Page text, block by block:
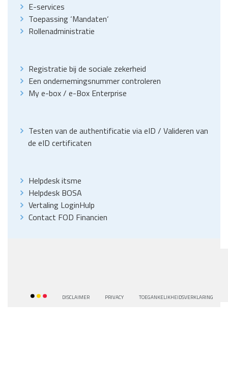
E-services
Toepassing ‘Mandaten‘
Rollenadministratie
Registratie bij de sociale zekerheid
Een ondernemingsnummer controleren
My e-box/ e-Box Enterprise
Testen van de authentificatie via eID / Valideren van
de eID certificaten
Helpdesk itsme
Helpdesk BOSA
Vertaling LoginHulp
Contact FOD Financien
DISCLAIMER PRIVACY TOEGANKELIKHEIDSVERKLARING